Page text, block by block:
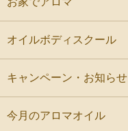
オイルボディスクール
キャンペーン・お知らせ
今月のアロマオイル